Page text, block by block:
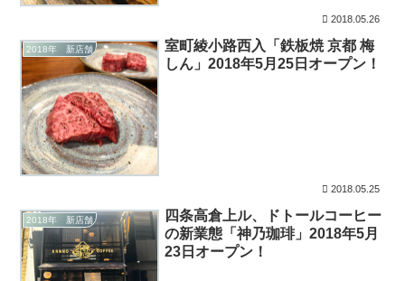
2018.05.26
2018年 新店舗
室町綾小路西入「鉄板焼 京都 梅
しん」2018年5月25日オープン！
2018.05.25
2018年 新店舗
四条高倉上ル、ドトールコーヒー
の新業態「神乃珈琲」2018年5月
23日オープン！